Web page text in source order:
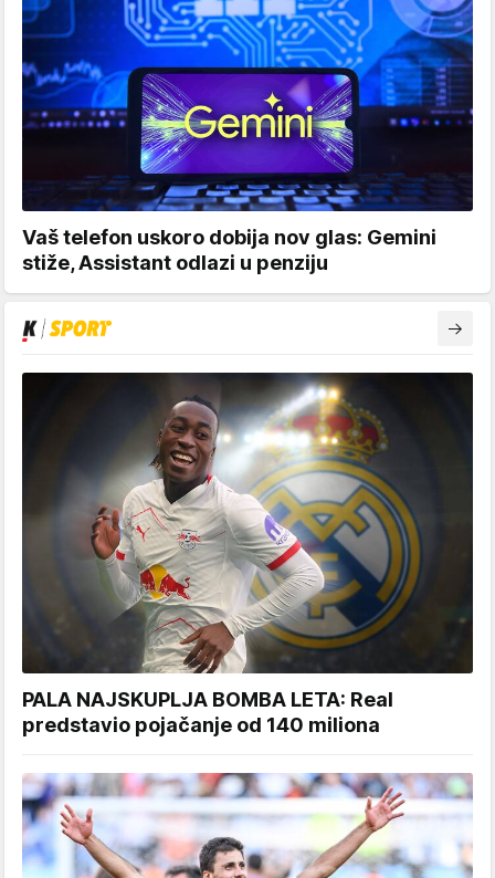
Vaš telefon uskoro dobija nov glas: Gemini
stiže, Assistant odlazi u penziju
PALA NAJSKUPLJA BOMBA LETA: Real
predstavio pojačanje od 140 miliona